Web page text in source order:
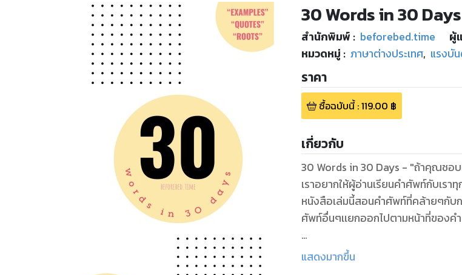
30 Words in 30 Days
สำนักพิมพ์ : beforebed.time ผู้
หมวดหมู่ : ภาษาต่างประเทศ, แรงบั
ราคา
ซื้อฉบับนี้:119.00 ฿
เกี่ยวกับ
30 Words in 30 Days - "ถ้าคุณชอ
เราอยากให้ผู้อ่านเรียนคำศัพท์กับเรา
หนังสือเล่มนี้สอนคำศัพท์ที่คล้ายๆกับก
ศัพท์อื่นๆเเยกออกไปตามหน้าที่ของค
ในหนังสือผู้อ่านจะเจอเนื้อหาต่อไปนี้ค่ะ
แสดงมากขึ้น